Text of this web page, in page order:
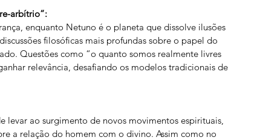
arbítrio”:
enquanto Netuno é o planeta que dissolve ilusões
filosóficas mais profundas sobre o papel do
Questões como “o quanto somos realmente livres
relevância, desafiando os modelos tradicionais de
levar ao surgimento de novos movimentos espirituais,
a relação do homem com o divino. Assim como no